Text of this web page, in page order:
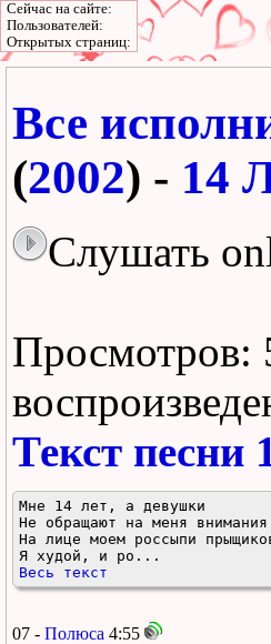
Все
(2002) - 14
Слушать
Просмотров:
Текст песни
Мне 14 лет, а девушки
Не обращают на меня
На лице моем россыпи
Я худой, и ро...
Весь текст
07 - Полюса 4:55
Сейчас на сайте:
Пользователей:
Открытых страниц: